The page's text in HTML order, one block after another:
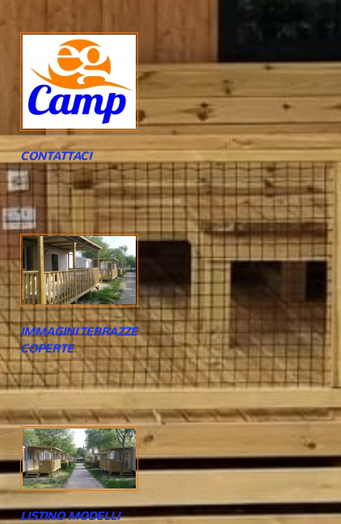
CONTATTACI
IMMAGINI TERRAZZE
COPERTE
LISTINO MODELLI